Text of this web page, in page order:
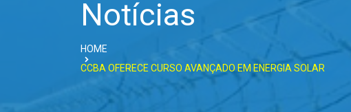
Notícias
HOME
CCBA OFERECE CURSO AVANÇADO EM ENERGIA SOLAR